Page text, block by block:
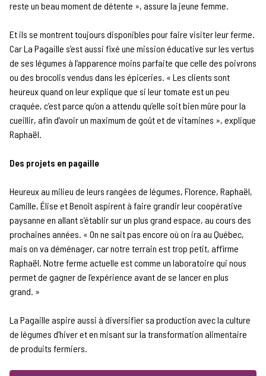
reste un beau moment de détente », assure la jeune femme.
Et ils se montrent toujours disponibles pour faire visiter leur ferme.
Car La Pagaille s’est aussi fixé une mission éducative sur les vertus
de ses légumes à l’apparence moins parfaite que celle des poivrons
ou des brocolis vendus dans les épiceries. « Les clients sont
heureux quand on leur explique que si leur tomate est un peu
craquée, c’est parce qu’on a attendu qu’elle soit bien mûre pour la
cueillir, afin d’avoir un maximum de goût et de vitamines », explique
Raphaël.
Des projets en pagaille
Heureux au milieu de leurs rangées de légumes, Florence, Raphaël,
Camille, Élise et Benoît aspirent à faire grandir leur coopérative
paysanne en allant s’établir sur un plus grand espace, au cours des
prochaines années. « On ne sait pas encore où on ira au Québec,
mais on va déménager, car notre terrain est trop petit, affirme
Raphaël. Notre ferme actuelle est comme un laboratoire qui nous
permet de gagner de l’expérience avant de se lancer en plus
grand. »
La Pagaille aspire aussi à diversifier sa production avec la culture
de légumes d’hiver et en misant sur la transformation alimentaire
de produits fermiers.